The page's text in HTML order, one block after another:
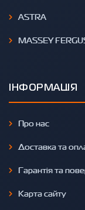
ASTRA
MASSEY
ІНФОРМАЦІЯ
Про нас
Доставка та
Гарантія та
Карта сайту